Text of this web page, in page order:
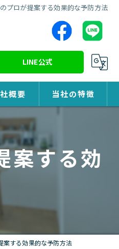
プロが提案する効果的な予防方法
LINE公式
概要 当社の特徴
除カビ
案する効
案する効果的な予防方法